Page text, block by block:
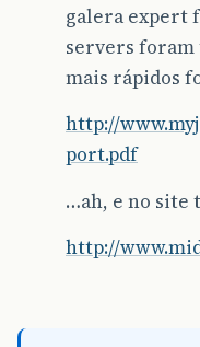
galera expert
servers foram
mais rápidos
http://
port.pdf
…ah, e no site
http://